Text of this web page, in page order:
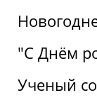
"С Днём
Ученый